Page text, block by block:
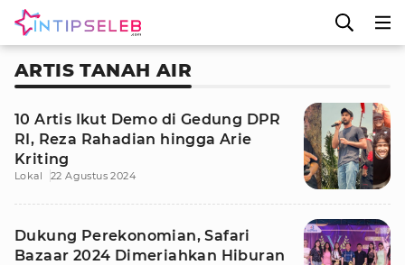
ARTIS TANAH AIR
10 Artis Ikut Demo di Gedung DPR
RI, Reza Rahadian hingga Arie
Kriting
Lokal 22 Agustus 2024
Dukung Perekonomian, Safari
Bazaar 2024 Dimeriahkan Hiburan